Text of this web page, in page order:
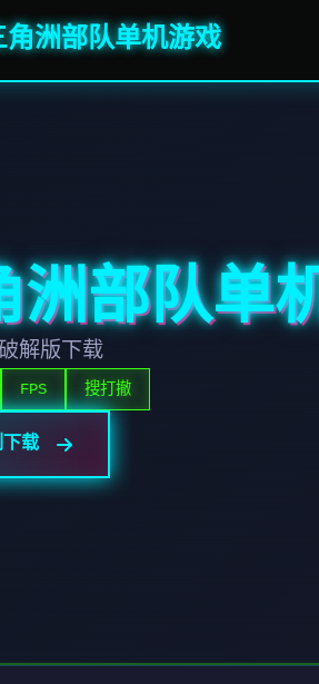
角洲部队单机游戏
洲部队单
解版下载
FPS 搜打撤
载